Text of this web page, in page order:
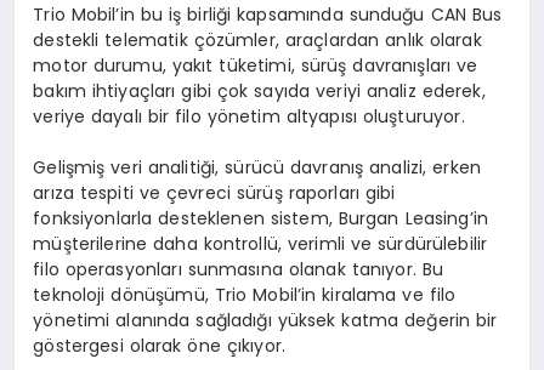
Trio Mobil’in bu iş birliği kapsamında sunduğu CAN Bus
destekli telematik çözümler, araçlardan anlık olarak
motor durumu, yakıt tüketimi, sürüş davranışları ve
bakım ihtiyaçları gibi çok sayıda veriyi analiz ederek,
veriye dayalı bir filo yönetim altyapısı oluşturuyor.
Gelişmiş veri analitiği, sürücü davranış analizi, erken
arıza tespiti ve çevreci sürüş raporları gibi
fonksiyonlarla desteklenen sistem, Burgan Leasing’in
müşterilerine daha kontrollü, verimli ve sürdürülebilir
filo operasyonları sunmasına olanak tanıyor. Bu
teknoloji dönüşümü, Trio Mobil’in kiralama ve filo
yönetimi alanında sağladığı yüksek katma değerin bir
göstergesi olarak öne çıkıyor.